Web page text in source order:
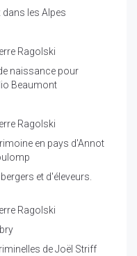
les Alpes
Ragolski
naissance pour
Beaumont
Ragolski
en pays d'Annot
et d'éleveurs.
Ragolski
de Joël Striff